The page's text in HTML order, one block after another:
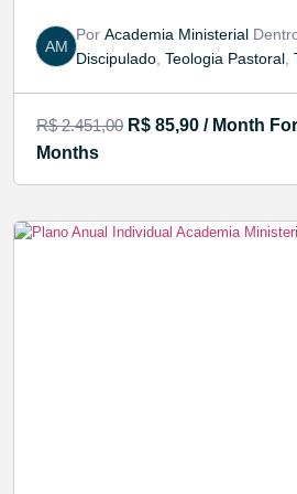
AM
Por Academia Ministerial
Discipulado Teologia Pastoral
R$2.451,00 R$ 85,90 / Month
Months